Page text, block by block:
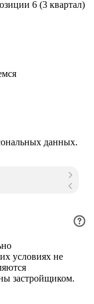
6 (3 квартал)
данных.
условиях не
застройщиком.